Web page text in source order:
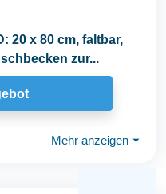
20 x 80 cm, faltbar,
zur...
Mehr anzeigen ⏷